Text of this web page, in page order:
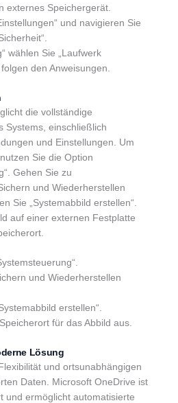
externes Speichergerät.
und navigieren Sie
wählen Sie „Laufwerk
den Anweisungen.
die vollständige
Systems, einschließlich
und Einstellungen. Um
Sie die Option
Gehen Sie zu
und Wiederherstellen
Sie „Systemabbild erstellen“.
auf einer externen Festplatte
und Wiederherstellen
erstellen“.
für das Abbild aus.
Lösung
und ortsunabhängigen
Daten. Microsoft OneDrive ist
und ermöglicht automatisierte